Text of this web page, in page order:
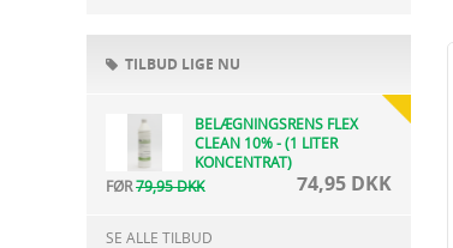
TILBUD LIGE NU
BELÆGNINGSRENS FLEX
CLEAN 10% - (1 LITER
KONCENTRAT)
FØR79,95 DKK 74,95 DKK
SE ALLE TILBUD